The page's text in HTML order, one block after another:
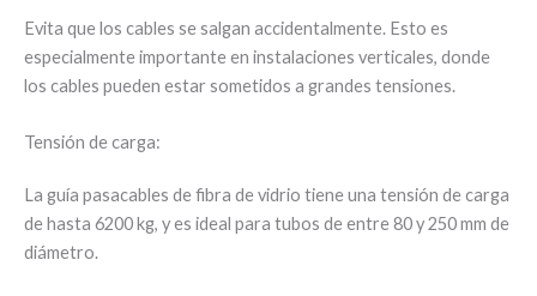
Evita que los cables se salgan accidentalmente. Esto es
especialmente importante en instalaciones verticales, donde
los cables pueden estar sometidos a grandes tensiones.
Tensión de carga:
La guía pasacables de fibra de vidrio tiene una tensión de carga
de hasta 6200 kg, y es ideal para tubos de entre 80 y 250 mm de
diámetro.